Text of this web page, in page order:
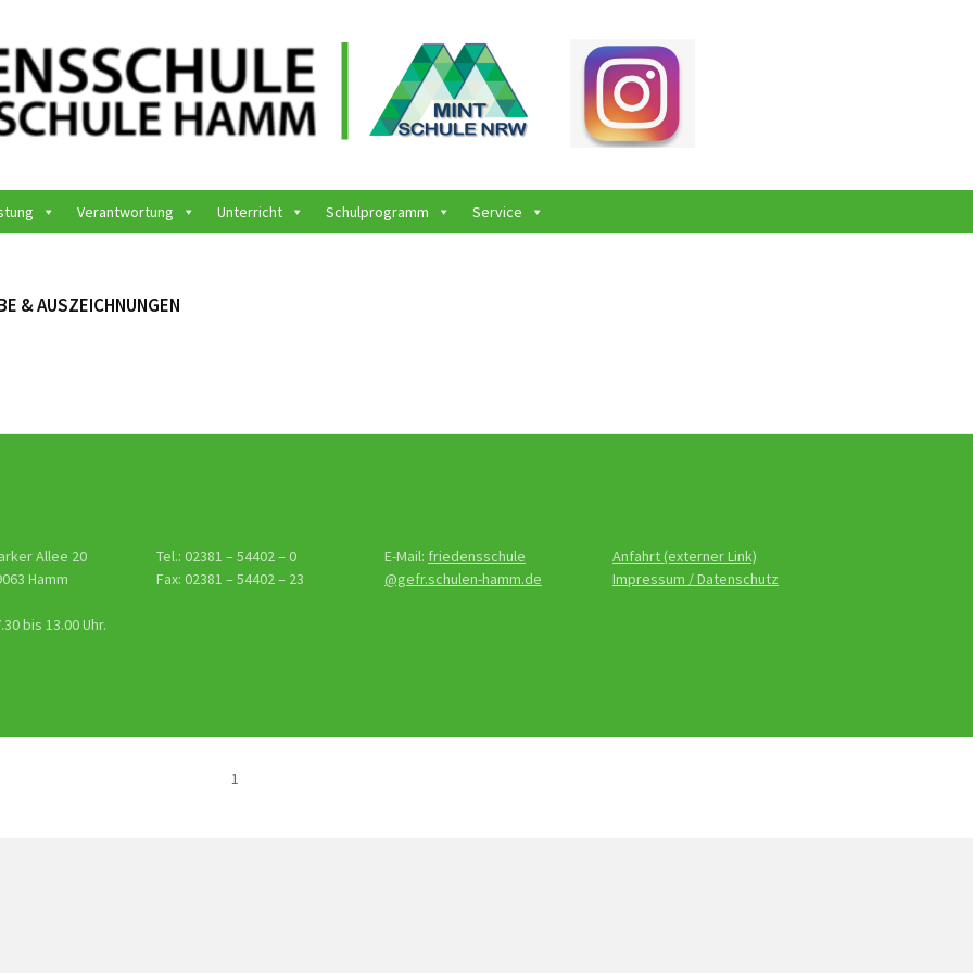
Verantwortung Unterricht Schulprogramm Service
& AUS­ZEICHNUNGEN
Allee 20
Hamm
Tel.: 02381 – 54402 – 0
Fax: 02381 – 54402 – 23
E-Mail: friedensschule
@gefr.schulen-hamm.de
Anfahrt (externer Link)
Impressum / Datenschutz
bis 13.00 Uhr.
1